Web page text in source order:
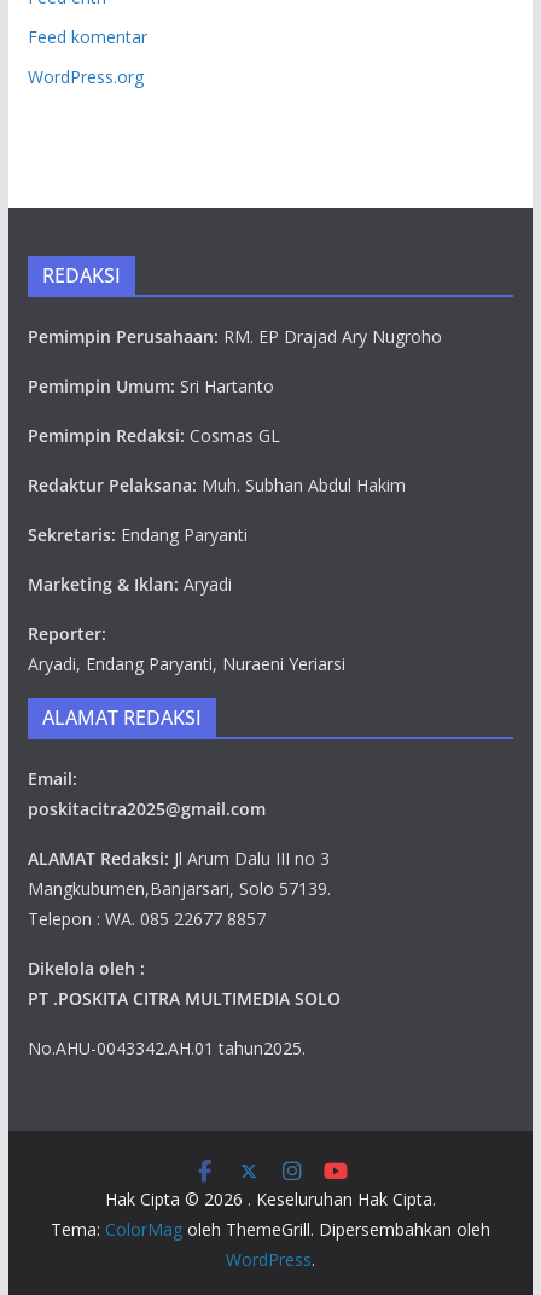
Feed komentar
WordPress.org
REDAKSI
Pemimpin Perusahaan: RM. EP Drajad Ary Nugroho
Pemimpin Umum: Sri Hartanto
Pemimpin Redaksi: Cosmas GL
Redaktur Pelaksana: Muh. Subhan Abdul Hakim
Sekretaris: Endang Paryanti
Marketing & Iklan: Aryadi
Reporter:
Aryadi, Endang Paryanti, Nuraeni Yeriarsi
ALAMAT REDAKSI
Email:
poskitacitra2025@gmail.com
ALAMAT Redaksi: Jl Arum Dalu III no 3
Mangkubumen,Banjarsari, Solo 57139.
Telepon : WA. 085 22677 8857
Dikelola oleh :
PT .POSKITA CITRA MULTIMEDIA SOLO
No.AHU-0043342.AH.01 tahun2025.
Hak Cipta © 2026 . Keseluruhan Hak Cipta.
Tema: ColorMagoleh ThemeGrill. Dipersembahkan oleh
WordPress.